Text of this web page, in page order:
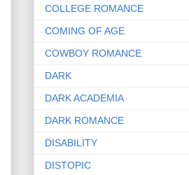
COLLEGE ROMANCE
COMING OF AGE
COWBOY ROMANCE
DARK
DARK ACADEMIA
DARK ROMANCE
DISABILITY
DISTOPIC